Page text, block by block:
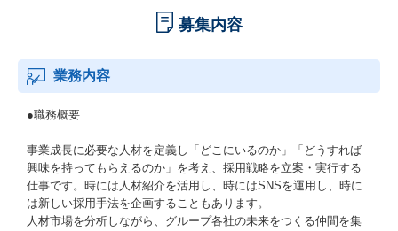
募集内容
業務内容
●職務概要
事業成長に必要な人材を定義し「どこにいるのか」「どうすれば
興味を持ってもらえるのか」を考え、採用戦略を立案・実行する
仕事です。時には人材紹介を活用し、時にはSNSを運用し、時に
は新しい採用手法を企画することもあります。
人材市場を分析しながら、グループ各社の未来をつくる仲間を集